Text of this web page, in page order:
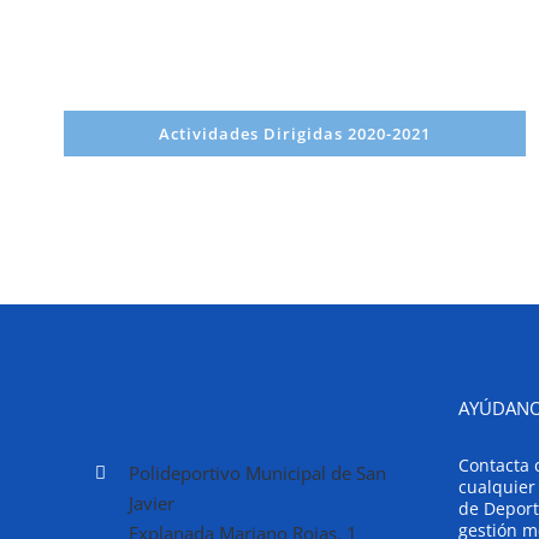
Actividades Dirigidas 2020-2021
Polideportivo Municipal de San
Javier
Explanada Mariano Rojas, 1
Contacta
cualquier
de
gestión